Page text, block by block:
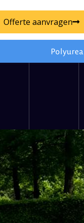
Offerte aanvragen
Polyurea